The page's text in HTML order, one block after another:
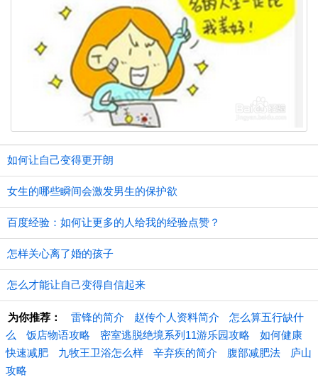
如何让自己变得更开朗
女生的哪些瞬间会激发男生的保护欲
百度经验：如何让更多的人给我的经验点赞？
怎样关心离了婚的孩子
怎么才能让自己变得自信起来
为你推荐： 雷锋的简介 赵传个人资料简介
怎么算五行缺什
么
饭店物语攻略 密室逃脱绝境系列11游乐园攻略
如何健康
快速减肥
九牧王卫浴怎么样 辛弃疾的简介 腹部减肥法
庐山
攻略